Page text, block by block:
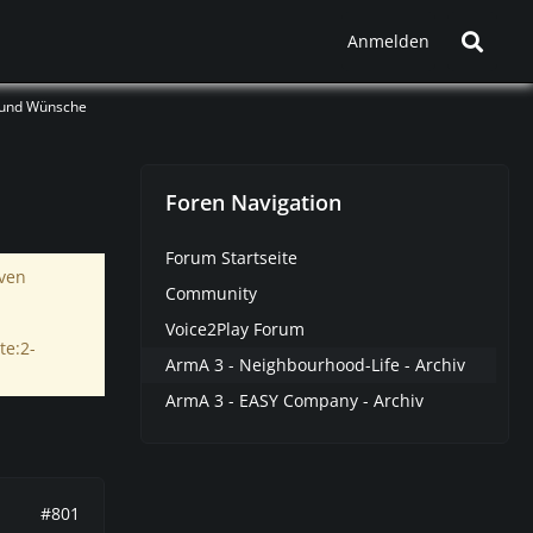
Anmelden
Wünsche
#801
Foren Navigation
Forum Startseite
Community
Voice2Play Forum
ArmA 3 - Neighbourhood-Life - Archiv
ArmA 3 - EASY Company - Archiv